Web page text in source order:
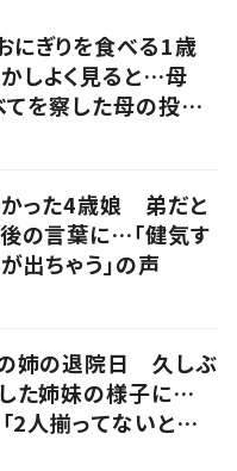
にぎりを食べる1歳
しよく見ると…母
べてを察した母の投稿
った4歳娘 弟だと
の言葉に…「健気す
が出ちゃう」の声
姉の退院日 久しぶ
た姉妹の様子に…
2人揃ってないとね」